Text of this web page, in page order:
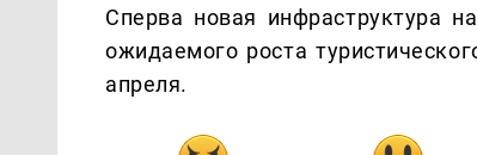
Сперва новая инфраструктура
ожидаемого роста
апреля.